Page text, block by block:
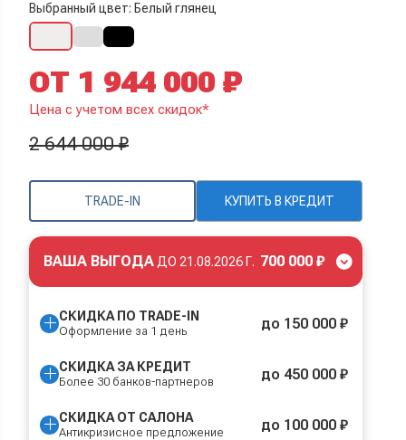
Выбранный цвет: Белый глянец
TRADE-IN КУПИТЬ В КРЕДИТ
ОТ 1 944 000 ₽
Цена с учетом всех скидок*
2 644 000 ₽
ВАША ВЫГОДА ДО 21.08.2026 Г. 700 000 ₽
СКИДКА ПО TRADE-IN
Оформление за 1 день до 150 000 ₽
СКИДКА ЗА КРЕДИТ
Более 30 банков-партнеров до 450 000 ₽
СКИДКА ОТ САЛОНА
Антикризисное предложение до 100 000 ₽